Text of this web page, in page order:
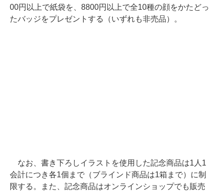
00円以上で紙袋を、8800円以上で全10種の顔をかたどっ
たバッジをプレゼントする（いずれも非売品）。
なお、書き下ろしイラストを使用した記念商品は1人1
会計につき各1個まで（ブラインド商品は1箱まで）に制
限する。また、記念商品はオンラインショップでも販売